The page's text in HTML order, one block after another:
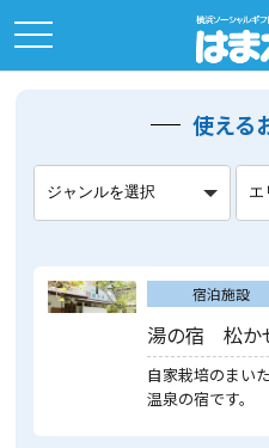
toggle
navigation
使える
宿泊施設
湯の宿 松か
自家栽培のまい
温泉の宿です。